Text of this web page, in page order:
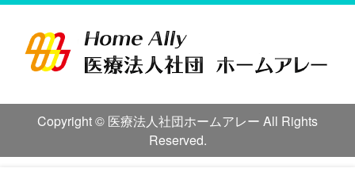
Copyright © 医療法人社団ホームアレー All Rights
Reserved.